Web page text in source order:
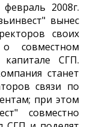
2008г.
вынес
своих
совместном
СГП.
станет
связи по
при этом
совместно